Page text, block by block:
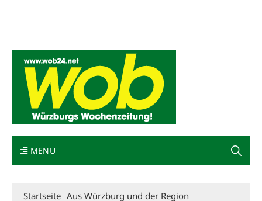
MENU
Startseite Aus Würzburg und der Region